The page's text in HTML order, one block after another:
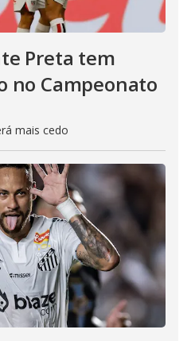
Preta tem
no Campeonato
mais cedo